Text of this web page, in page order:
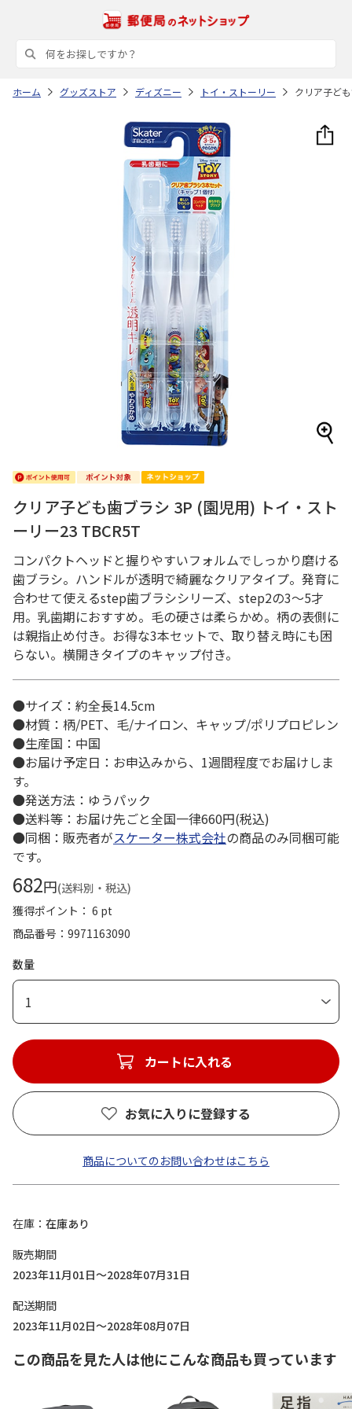
ホーム グッズストア ディズニー トイ・ストーリー クリア子ど
クリア子ども歯ブラシ 3P (園児用) トイ・スト
ーリー23 TBCR5T
コンパクトヘッドと握りやすいフォルムでしっかり磨ける
歯ブラシ。ハンドルが透明で綺麗なクリアタイプ。発育に
合わせて使えるstep歯ブラシシリーズ、step2の3～5才
用。乳歯期におすすめ。毛の硬さは柔らかめ。柄の表側に
は親指止め付き。お得な3本セットで、取り替え時にも困
らない。横開きタイプのキャップ付き。
●サイズ：約全長14.5cm
●材質：柄/PET、毛/ナイロン、キャップ/ポリプロピレン
●生産国：中国
●お届け予定日：お申込みから、1週間程度でお届けしま
す。
●発送方法：ゆうパック
●送料等：お届け先ごと全国一律660円(税込)
●同梱：販売者がスケーター株式会社の商品のみ同梱可能
です。
682円(送料別・税込)
獲得ポイント： 6 pt
商品番号
9971163090
数量
1
カートに入れる
お気に入りに登録する
商品についてのお問い合わせはこちら
在庫
在庫あり
販売期間
2023年11月01日～2028年07月31日
配送期間
2023年11月02日～2028年08月07日
この商品を見た人は他にこんな商品も買っています